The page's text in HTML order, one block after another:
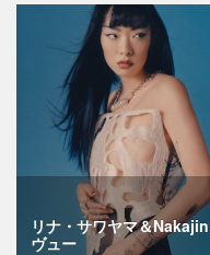
リナ・サワヤマ＆
ヴュー